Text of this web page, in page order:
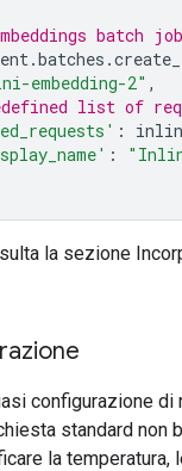
batch
.batches .
embedding-2" ,
list of
:
:
la sezione
configurazione di
standard non
la temperatura,